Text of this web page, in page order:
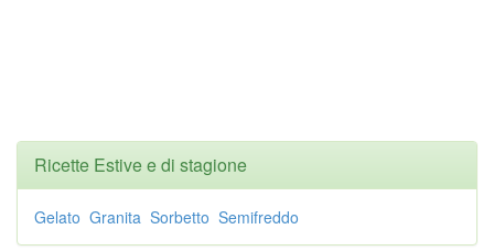
Ricette Estive e di stagione
Gelato Granita Sorbetto Semifreddo